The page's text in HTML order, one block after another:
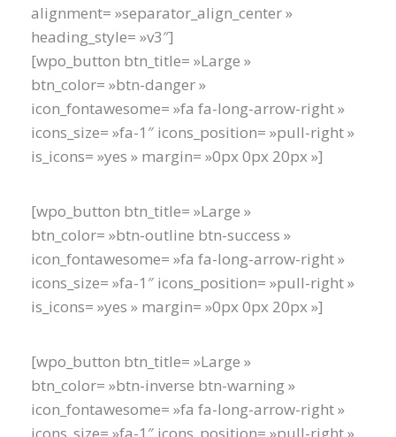
alignment= »separator_align_center »
heading_style= »v3″]
[wpo_button btn_title= »Large »
btn_color= »btn-danger »
icon_fontawesome= »fa fa-long-arrow-right »
icons_size= »fa-1″ icons_position= »pull-right »
is_icons= »yes » margin= »0px 0px 20px »]
[wpo_button btn_title= »Large »
btn_color= »btn-outline btn-success »
icon_fontawesome= »fa fa-long-arrow-right »
icons_size= »fa-1″ icons_position= »pull-right »
is_icons= »yes » margin= »0px 0px 20px »]
[wpo_button btn_title= »Large »
btn_color= »btn-inverse btn-warning »
icon_fontawesome= »fa fa-long-arrow-right »